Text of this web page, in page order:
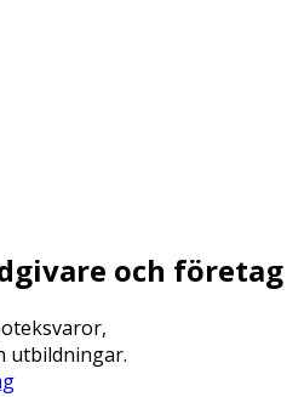
och företag
utbildningar.